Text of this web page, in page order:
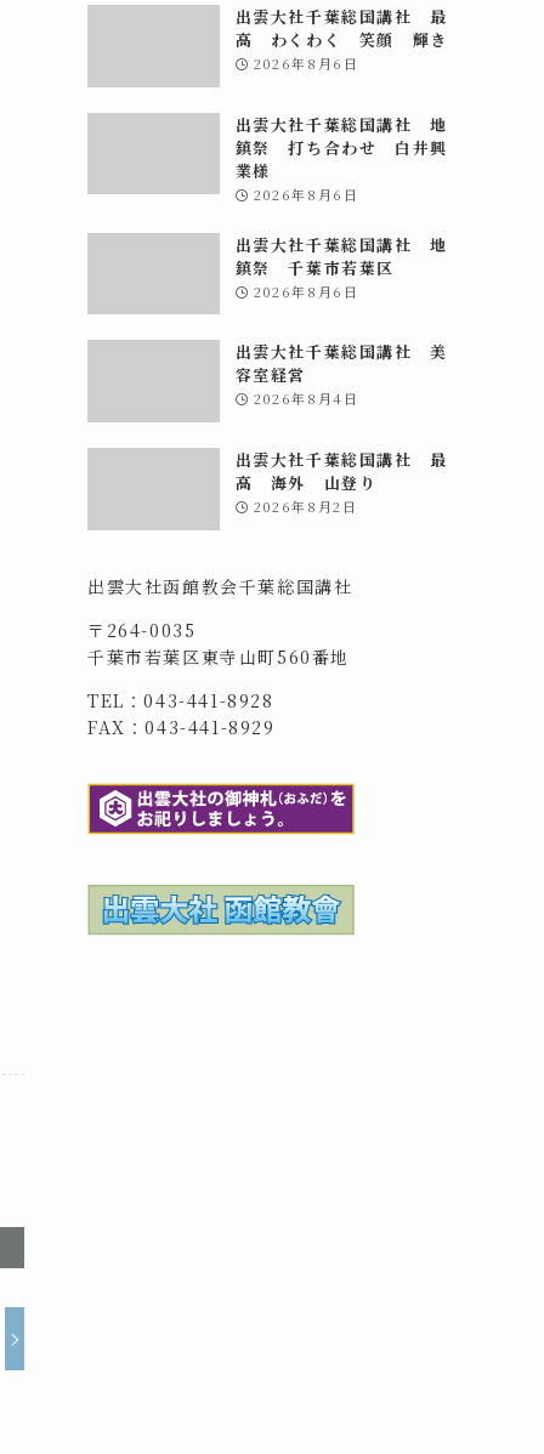
出雲大社千葉総国講社 最
高 わくわく 笑顔 輝き
2026年8月6日
出雲大社千葉総国講社 地
鎮祭 打ち合わせ 白井興
業様
2026年8月6日
出雲大社千葉総国講社 地
鎮祭 千葉市若葉区
2026年8月6日
出雲大社千葉総国講社 美
容室経営
2026年8月4日
出雲大社千葉総国講社 最
高 海外 山登り
2026年8月2日
出雲大社函館教会千葉総国講社
〒264-0035
千葉市若葉区東寺山町560番地
TEL：043-441-8928
FAX：043-441-8929